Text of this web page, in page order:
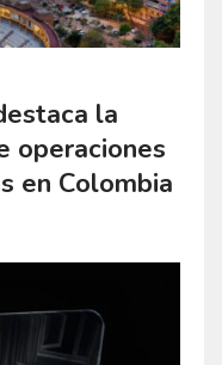
la
operaciones
en Colombia